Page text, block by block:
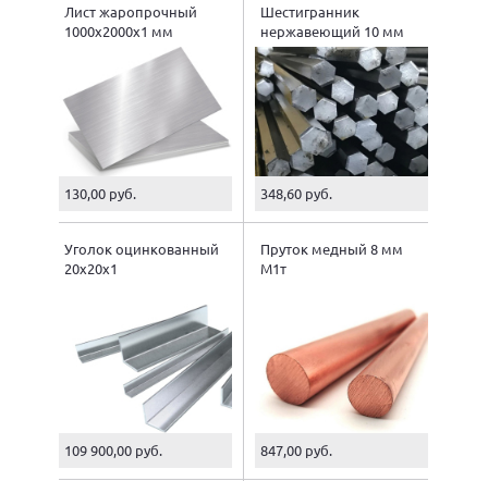
Лист жаропрочный
1000х2000х1 мм
130,00 руб.
Шестигранник
нержавеющий 10 мм
20Х13
348,60 руб.
Уголок оцинкованный
20х20х1
109 900,00 руб.
Пруток медный 8 мм
М1т
847,00 руб.